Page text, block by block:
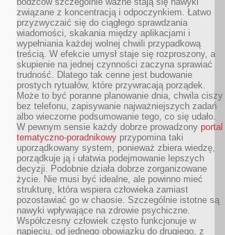
związane z koncentracją i odpoczynkiem. Łatwo
przyzwyczaić się do ciągłego sprawdzania
wiadomości, skakania między aplikacjami i
wypełniania każdej wolnej chwili przypadkową
treścią. W efekcie umysł staje się rozproszony, a
skupienie na jednej czynności zaczyna sprawiać
trudność. Dlatego tak cenne jest budowanie
prostych rytuałów, które przywracają porządek.
Może to być poranne planowanie dnia, chwila ciszy
bez telefonu, zapisywanie najważniejszych zadań
albo wieczorne podsumowanie tego, co się udało.
W pewnym sensie każdy dobrze prowadzony portal
tematyczno-poradnikowy przypomina taki
uporządkowany system, ponieważ zbiera wiedzę,
porządkuje ją i ułatwia podejmowanie lepszych
decyzji. Podobnie działa dobrze zorganizowane
życie. Nie musi być idealne, ale powinno mieć
strukturę, która wspiera człowieka zamiast
pozostawiać go w chaosie. Szczególnie istotne są
nawyki wpływające na zdrowie psychiczne.
Współczesny człowiek często funkcjonuje w
napięciu, od jednego obowiązku do drugiego, z